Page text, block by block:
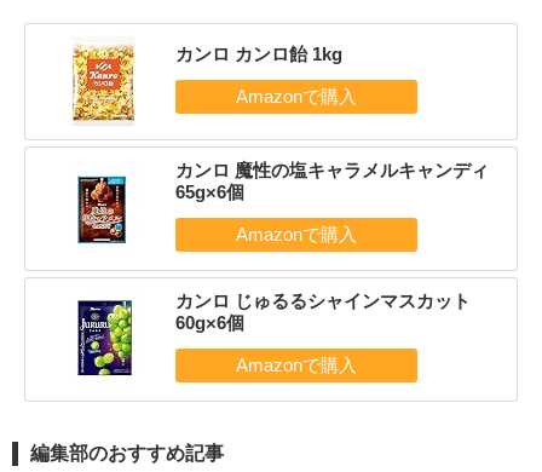
カンロ カンロ飴 1kg
カンロ 魔性の塩キャラメルキャンディ
65g×6個
カンロ じゅるるシャインマスカット
60g×6個
編集部のおすすめ記事